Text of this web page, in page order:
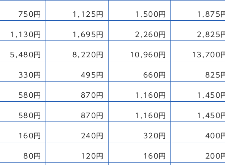
750円 1,125円 1,500円 1,875
1,130円 1,695円 2,260円 2,825
5,480円 8,220円 10,960円 13,700
330円 495円 660円 825
580円 870円 1,160円 1,450
580円 870円 1,160円 1,450
160円 240円 320円 400
80円 120円 160円 200